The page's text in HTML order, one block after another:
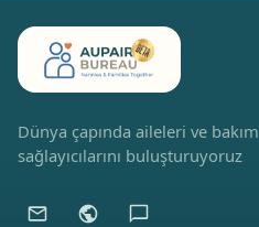
Dünya çapında aileleri ve bakım
sağlayıcılarını buluşturuyoruz